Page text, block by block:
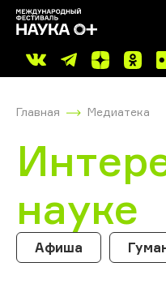
Главная Медиатека
науке
Афиша